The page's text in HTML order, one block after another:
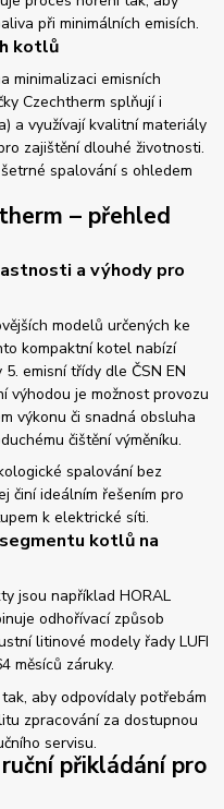
při minimálních emisích.
kotlů
minimalizaci emisních
Czechtherm splňují i
a využívají kvalitní materiály
zajištění dlouhé životnosti.
spalování s ohledem
– přehled
a výhody pro
modelů určených ke
kompaktní kotel nabízí
emisní třídy dle ČSN EN
výhodou je možnost provozu
výkonu či snadná obsluha
čištění výměníku.
spalování bez
činí ideálním řešením pro
k elektrické síti.
kotlů na
jsou například HORAL
odhořívací způsob
litinové modely řady LUFI
měsíců záruky.
aby odpovídaly potřebám
zpracování za dostupnou
servisu.
přikládání pro